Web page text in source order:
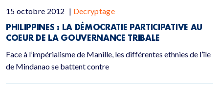
15 octobre 2012 | Decryptage
PHILIPPINES : LA DÉMOCRATIE PARTICIPATIVE AU
COEUR DE LA GOUVERNANCE TRIBALE
Face à l’impérialisme de Manille, les différentes ethnies de l’île
de Mindanao se battent contre